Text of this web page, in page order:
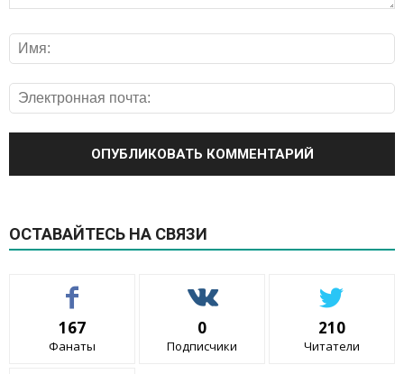
ОСТАВАЙТЕСЬ НА СВЯЗИ
167
Фанаты
0
Подписчики
210
Читатели